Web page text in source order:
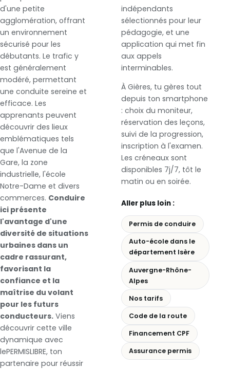
d'une petite
agglomération, offrant
un environnement
sécurisé pour les
débutants. Le trafic y
est généralement
modéré, permettant
une conduite sereine et
efficace. Les
apprenants peuvent
découvrir des lieux
emblématiques tels
que l'Avenue de la
Gare, la zone
industrielle, l'école
Notre-Dame et divers
commerces. Conduire
ici présente
l'avantage d'une
diversité de situations
urbaines dans un
cadre rassurant,
favorisant la
confiance et la
maîtrise du volant
pour les futurs
conducteurs. Viens
découvrir cette ville
dynamique avec
lePERMISLIBRE, ton
partenaire pour réussir
indépendants
sélectionnés pour leur
pédagogie, et une
application qui met fin
aux appels
interminables.
À Gières, tu gères tout
depuis ton smartphone
: choix du moniteur,
réservation des leçons,
suivi de la progression,
inscription à l'examen.
Les créneaux sont
disponibles 7j/7, tôt le
matin ou en soirée.
Aller plus loin :
Permis de conduire
Auto-école dans le
département Isère
Auvergne-Rhône-
Alpes
Nos tarifs
Code de la route
Financement CPF
Assurance permis